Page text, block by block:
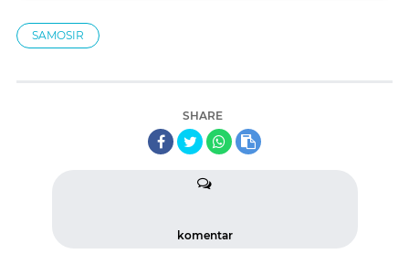
SAMOSIR
SHARE
komentar